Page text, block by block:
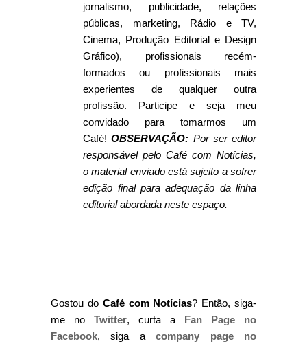
jornalismo, publicidade, relações
públicas, marketing, Rádio e TV,
Cinema, Produção Editorial e Design
Gráfico), profissionais recém-
formados ou profissionais mais
experientes de qualquer outra
profissão. Participe e seja meu
convidado para tomarmos um
Café!OBSERVAÇÃO: Por ser editor
responsável pelo Café com Notícias,
o material enviado está sujeito a sofrer
edição final para adequação da linha
editorial abordada neste espaço.
Gostou do Café com Notícias? Então, siga-
me no Twitter, curta a Fan Page no
Facebook, siga acompany page no